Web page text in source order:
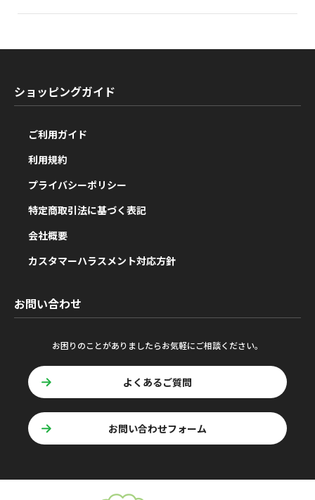
ショッピングガイド
ご利用ガイド
利用規約
プライバシーポリシー
特定商取引法に基づく表記
会社概要
カスタマーハラスメント対応方針
お問い合わせ
お困りのことがありましたらお気軽にご相談ください。
よくあるご質問
お問い合わせフォーム